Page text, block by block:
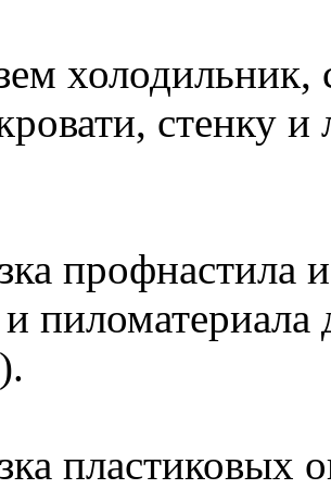
стенку
профнастила
пластиковых